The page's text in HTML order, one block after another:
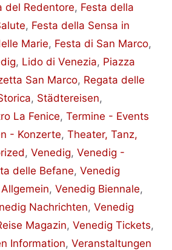
del Redentore, Festa della
, Festa della Sensa in
Marie, Festa di San Marco,
, Lido di Venezia, Piazza
San Marco, Regata delle
, Städtereisen,
La Fenice, Termine - Events
- Konzerte, Theater, Tanz,
, Venedig, Venedig -
delle Befane, Venedig
, Venedig Biennale,
Nachrichten, Venedig
Magazin, Venedig Tickets,
Information, Veranstaltungen